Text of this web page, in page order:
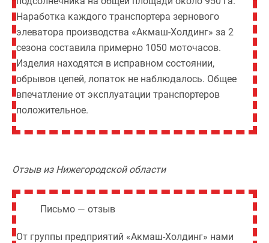
Наработка каждого транспортера зернового
элеватора производства «Акмаш-Холдинг» за 2
сезона составила примерно 1050 моточасов.
Изделия находятся в исправном состоянии,
обрывов цепей, лопаток не наблюдалось. Общее
впечатление от эксплуатации транспортеров
положительное.
Отзыв из Нижегородской области
Письмо — отзыв
От группы предприятий «Акмаш-Холдинг» нами